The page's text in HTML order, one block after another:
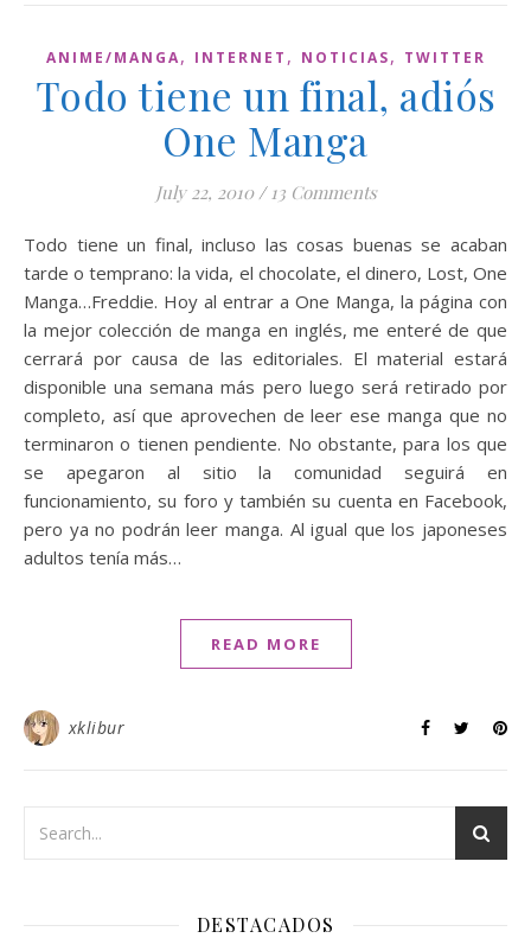
ANIME/MANGA, INTERNET , NOTICIAS, TWITTER
Todo tiene un final, adiós
One Manga
July 22, 2010 / 13 Comments
Todo tiene un final, incluso las cosas buenas se acaban
tarde o temprano: la vida, el chocolate, el dinero, Lost, One
Manga…Freddie. Hoy al entrar a One Manga, la página con
la mejor colección de manga en inglés, me enteré de que
cerrará por causa de las editoriales. El material estará
disponible una semana más pero luego será retirado por
completo, así que aprovechen de leer ese manga que no
terminaron o tienen pendiente. No obstante, para los que
se apegaron al sitio la comunidad seguirá en
funcionamiento, su foro y también su cuenta en Facebook,
pero ya no podrán leer manga. Al igual que los japoneses
adultos tenía más…
READ MORE
xklibur
DESTACADOS